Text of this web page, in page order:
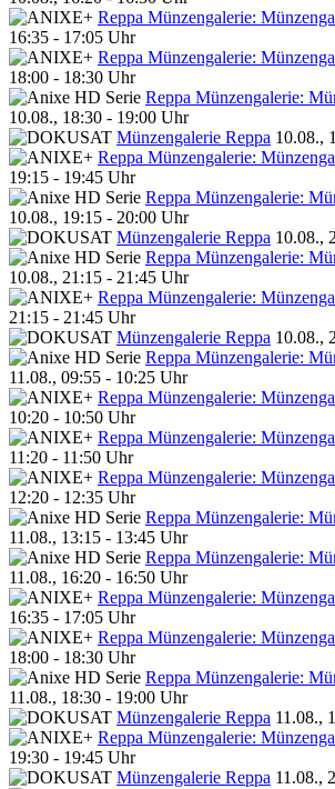
Reppa Münzengalerie:
16:35 - 17:05 Uhr
Reppa Münzengalerie:
18:00 - 18:30 Uhr
Reppa Münzengalerie:
10.08., 18:30 - 19:00 Uhr
Münzengalerie Reppa 10.08.,
Reppa Münzengalerie:
19:15 - 19:45 Uhr
Reppa Münzengalerie:
10.08., 19:15 - 20:00 Uhr
Münzengalerie Reppa 10.08.,
Reppa Münzengalerie:
10.08., 21:15 - 21:45 Uhr
Reppa Münzengalerie:
21:15 - 21:45 Uhr
Münzengalerie Reppa 10.08.,
Reppa Münzengalerie:
11.08., 09:55 - 10:25 Uhr
Reppa Münzengalerie:
10:20 - 10:50 Uhr
Reppa Münzengalerie:
11:20 - 11:50 Uhr
Reppa Münzengalerie:
12:20 - 12:35 Uhr
Reppa Münzengalerie:
11.08., 13:15 - 13:45 Uhr
Reppa Münzengalerie:
11.08., 16:20 - 16:50 Uhr
Reppa Münzengalerie:
16:35 - 17:05 Uhr
Reppa Münzengalerie:
18:00 - 18:30 Uhr
Reppa Münzengalerie:
11.08., 18:30 - 19:00 Uhr
Münzengalerie Reppa 11.08.,
Reppa Münzengalerie:
19:30 - 19:45 Uhr
Münzengalerie Reppa 11.08.,